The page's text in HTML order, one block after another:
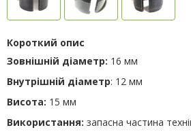
Короткий опис
Зовнішній діаметр: 16 мм
Внутрішній діаметр: 12 мм
Висота: 15 мм
Використання: запасна частина